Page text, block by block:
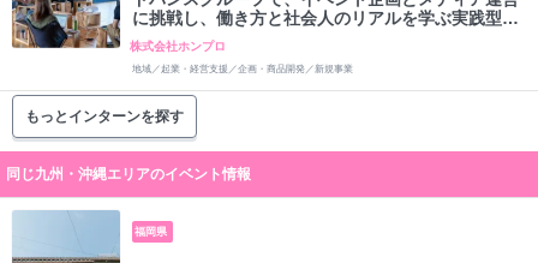
に挑戦し、働き方と社会人のリアルを学ぶ実践型短
期インターン
株式会社ホンプロ
地域／起業・経営支援／企画・商品開発／新規事業
もっとインターンを探す
同じ九州・沖縄エリアのイベント情報
福岡県